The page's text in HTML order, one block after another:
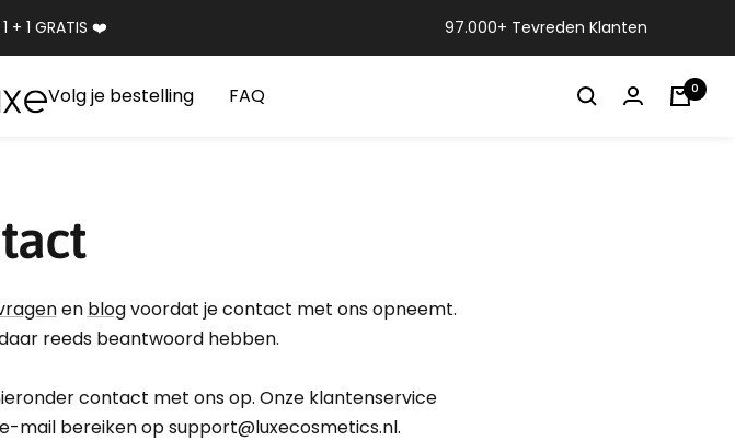
1 GRATIS ❤️ 97.000+ Tevreden Klanten
Volg je bestelling FAQ 0
en blogvoordat je contact met ons opneemt.
reeds beantwoord hebben.
contact met ons op. Onze klantenservice
mail bereiken op support@luxecosmetics.nl.